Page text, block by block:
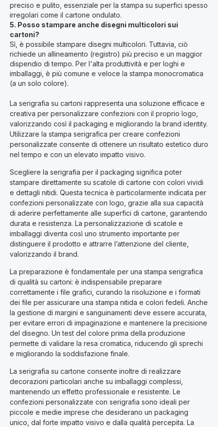
preciso e pulito, essenziale per la stampa su superfici spesso
irregolari come il cartone ondulato.
5. Posso stampare anche disegni multicolori sui
cartoni?
Sì, è possibile stampare disegni multicolori. Tuttavia, ciò
richiede un allineamento (registro) più preciso e un maggior
dispendio di tempo. Per l'alta produttività e per loghi e
imballaggi, è più comune e veloce la stampa monocromatica
(a un solo colore).
La serigrafia su cartoni rappresenta una soluzione efficace e
creativa per personalizzare confezioni con il proprio logo,
valorizzando così il packaging e migliorando la brand identity.
Utilizzare la stampa serigrafica per creare confezioni
personalizzate consente di ottenere un risultato estetico duro
nel tempo e con un elevato impatto visivo.
Scegliere la serigrafia per il packaging significa poter
stampare direttamente su scatole di cartone con colori vividi
e dettagli nitidi. Questa tecnica è particolarmente indicata per
confezioni personalizzate con logo, grazie alla sua capacità
di aderire perfettamente alle superfici di cartone, garantendo
durata e resistenza. La personalizzazione di scatole e
imballaggi diventa così uno strumento importante per
distinguere il prodotto e attrarre l’attenzione del cliente,
valorizzando il brand.
La preparazione è fondamentale per una stampa serigrafica
di qualità su cartoni: è indispensabile preparare
correttamente i file grafici, curando la risoluzione e i formati
dei file per assicurare una stampa nitida e colori fedeli. Anche
la gestione di margini e sanguinamenti deve essere accurata,
per evitare errori di impaginazione e mantenere la precisione
del disegno. Un test del colore prima della produzione
permette di validare la resa cromatica, riducendo gli sprechi
e migliorando la soddisfazione finale.
La serigrafia su cartone consente inoltre di realizzare
decorazioni particolari anche su imballaggi complessi,
mantenendo un effetto professionale e resistente. Le
confezioni personalizzate con serigrafia sono ideali per
piccole e medie imprese che desiderano un packaging
unico, dal forte impatto visivo e dalla qualità percepita. La